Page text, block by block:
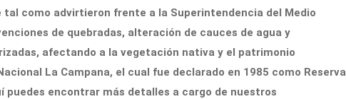
tal como advirtieron frente a la Superintendencia del Medio
de quebradas, alteración de cauces de agua y
afectando a la vegetación nativa y el patrimonio
La Campana, el cual fue declarado en 1985 como Reserva
puedes encontrar más detalles a cargo de nuestros